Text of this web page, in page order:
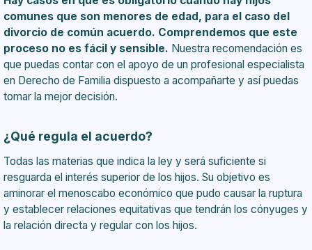
comunes que son menores de edad, para el caso del
divorcio de común acuerdo. Comprendemos que este
proceso no es fácil y sensible. Nuestra recomendación es
que puedas contar con el apoyo de un profesional especialista
en Derecho de Familia dispuesto a acompañarte y así puedas
tomar la mejor decisión.
¿Qué regula el acuerdo?
Todas las materias que indica la ley y será suficiente si
resguarda el interés superior de los hijos. Su objetivo es
aminorar el menoscabo económico que pudo causar la ruptura
y establecer relaciones equitativas que tendrán los cónyuges y
la relación directa y regular con los hijos.